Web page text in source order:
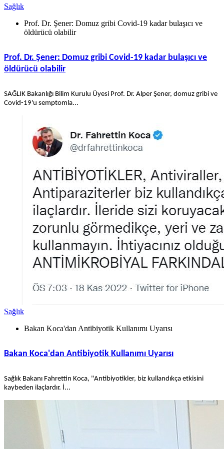
Sağlık
Prof. Dr. Şener: Domuz gribi Covid-19 kadar bulaşıcı ve
öldürücü olabilir
Prof. Dr. Şener: Domuz gribi Covid-19 kadar bulaşıcı ve
öldürücü olabilir
SAĞLIK Bakanlığı Bilim Kurulu Üyesi Prof. Dr. Alper Şener, domuz gribi ve
Covid-19'u semptomla...
Sağlık
Bakan Koca'dan Antibiyotik Kullanımı Uyarısı
Bakan Koca'dan Antibiyotik Kullanımı Uyarısı
Sağlık Bakanı Fahrettin Koca, "Antibiyotikler, biz kullandıkça etkisini
kaybeden ilaçlardır. İ...